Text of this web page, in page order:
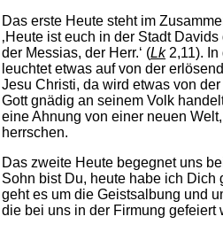
Das erste Heute steht im
‚Heute ist euch in der Stadt
der Messias, der Herr.‘ (Lk2,11). In
leuchtet etwas auf von der
Jesu Christi, da wird etwas von
Gott gnädig an seinem Volk
eine Ahnung von einer neuen
herrschen.
Das zweite Heute begegnet uns
Sohn bist Du, heute habe ich Dich
geht es um die Geistsalbung und
die bei uns in der Firmung gefeiert